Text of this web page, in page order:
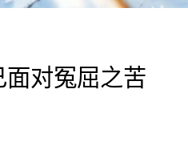
对冤屈之苦